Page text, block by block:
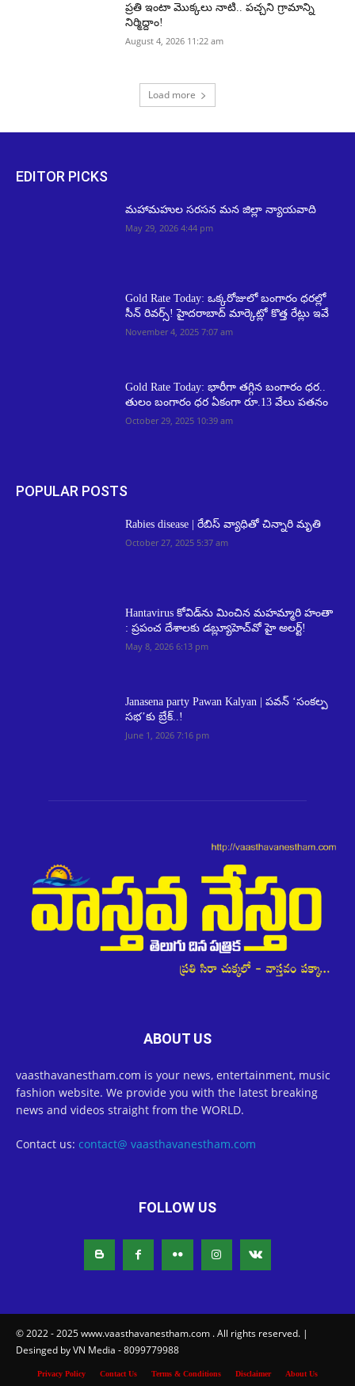
ప్రతి ఇంటా మొక్కలు నాటి.. పచ్చని గ్రామాన్ని
నిర్మిద్దాం!
August 4, 2026 11:22 am
Load more
EDITOR PICKS
మహామహుల సరసన మన జిల్లా న్యాయవాది
May 29, 2026 4:44 pm
Gold Rate Today: ఒక్కరోజులో బంగారం ధరల్లో
సీన్ రివర్స్! హైదరాబాద్ మార్కెట్లో కొత్త రేట్లు ఇవే
November 4, 2025 7:07 am
Gold Rate Today: భారీగా తగ్గిన బంగారం ధర..
తులం బంగారం ధర ఏకంగా రూ.13 వేలు పతనం
October 29, 2025 10:39 am
POPULAR POSTS
Rabies disease | రేబిస్ వ్యాధితో చిన్నారి మృతి
October 27, 2025 5:37 am
Hantavirus కోవిడ్‌ను మించిన మహమ్మారి హంతా
: ప్రపంచ దేశాలకు డబ్ల్యూహెచ్‌వో హై అలర్ట్!
May 8, 2026 6:13 pm
Janasena party Pawan Kalyan | పవన్ ‘సంకల్ప
సభ’కు బ్రేక్..!
June 1, 2026 7:16 pm
ABOUT US
vaasthavanestham.com is your news, entertainment, music
fashion website. We provide you with the latest breaking
news and videos straight from the WORLD.
Contact us: contact@ vaasthavanestham.com
FOLLOW US
© 2022 - 2025 www.vaasthavanestham.com . All rights reserved. |
Desinged by VN Media - 8099779988
Privacy Policy Contact Us Terms & Conditions Disclaimer About Us